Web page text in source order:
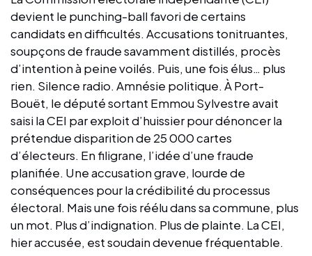
devient le punching-ball favori de certains
candidats en difficultés. Accusations tonitruantes,
soupçons de fraude savamment distillés, procès
d’intention à peine voilés. Puis, une fois élus… plus
rien. Silence radio. Amnésie politique. À Port-
Bouët, le député sortant Emmou Sylvestre avait
saisi la CEI par exploit d’huissier pour dénoncer la
prétendue disparition de 25 000 cartes
d’électeurs. En filigrane, l’idée d’une fraude
planifiée. Une accusation grave, lourde de
conséquences pour la crédibilité du processus
électoral. Mais une fois réélu dans sa commune, plus
un mot. Plus d’indignation. Plus de plainte. La CEI,
hier accusée, est soudain devenue fréquentable.